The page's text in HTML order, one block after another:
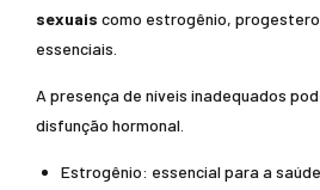
sexuais como estrogênio,
essenciais.
A presença de níveis inadequados
disfunção hormonal.
Estrogênio: essencial para a